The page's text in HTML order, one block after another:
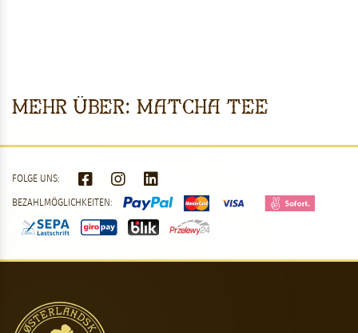
Mehr über: Matcha Tee
FOLGE UNS:
BEZAHLMÖGLICHKEITEN: